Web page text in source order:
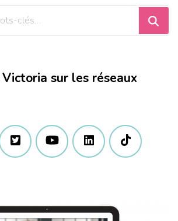
sur les réseaux